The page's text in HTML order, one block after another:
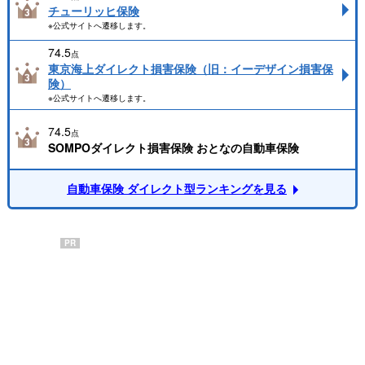
チューリッヒ保険
※公式サイトへ遷移します。
74.5点
東京海上ダイレクト損害保険（旧：イーデザイン損害保
険）
※公式サイトへ遷移します。
74.5点
SOMPOダイレクト損害保険 おとなの自動車保険
自動車保険 ダイレクト型ランキングを見る
PR